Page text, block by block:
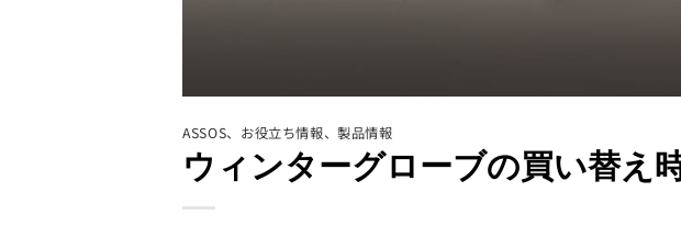
ASSOS、 お役立ち情報、製品情報
ウィンターグローブの買い替え